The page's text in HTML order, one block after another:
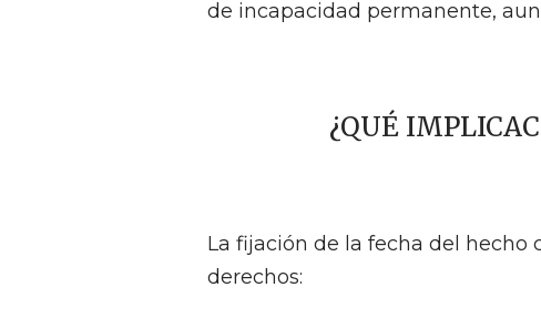
de incapacidad permanente,
¿QUÉ
La fijación de la fecha del hecho
derechos: